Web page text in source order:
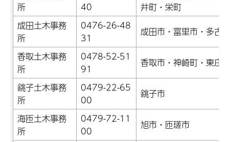
所
40
井町・栄町
成田土木事務
所
0476-26-48
31
成田市・富里市・多古
香取土木事務
所
0478-52-51
91
香取市・神崎町・東庄
銚子土木事務
所
0479-22-65
00
銚子市
海匝土木事務
所
0479-72-11
00
旭市・匝瑳市